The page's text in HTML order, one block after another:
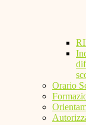
Orario